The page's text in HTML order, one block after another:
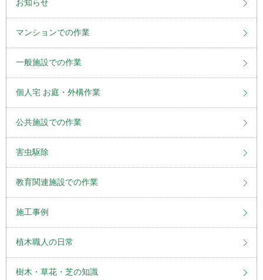
お知らせ
マンションでの作業
一般施設での作業
個人宅 お庭・外構作業
公共施設での作業
害虫駆除
教育関連施設での作業
施工事例
植木職人の日常
樹木・草花・芝の知識